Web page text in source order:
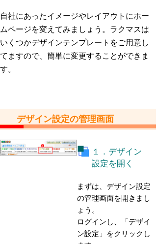
自社にあったイメージやレイアウトにホー
ムページを変えてみましょう。ラクマスは
いくつかデザインテンプレートをご用意し
てますので、簡単に変更することができま
す。
デザイン設定の管理画面
１．デザイン
設定を開く
まずは、デザイン設定
の管理画面を開きまし
ょう。
ログインし、「デザイ
ン設定」をクリックし